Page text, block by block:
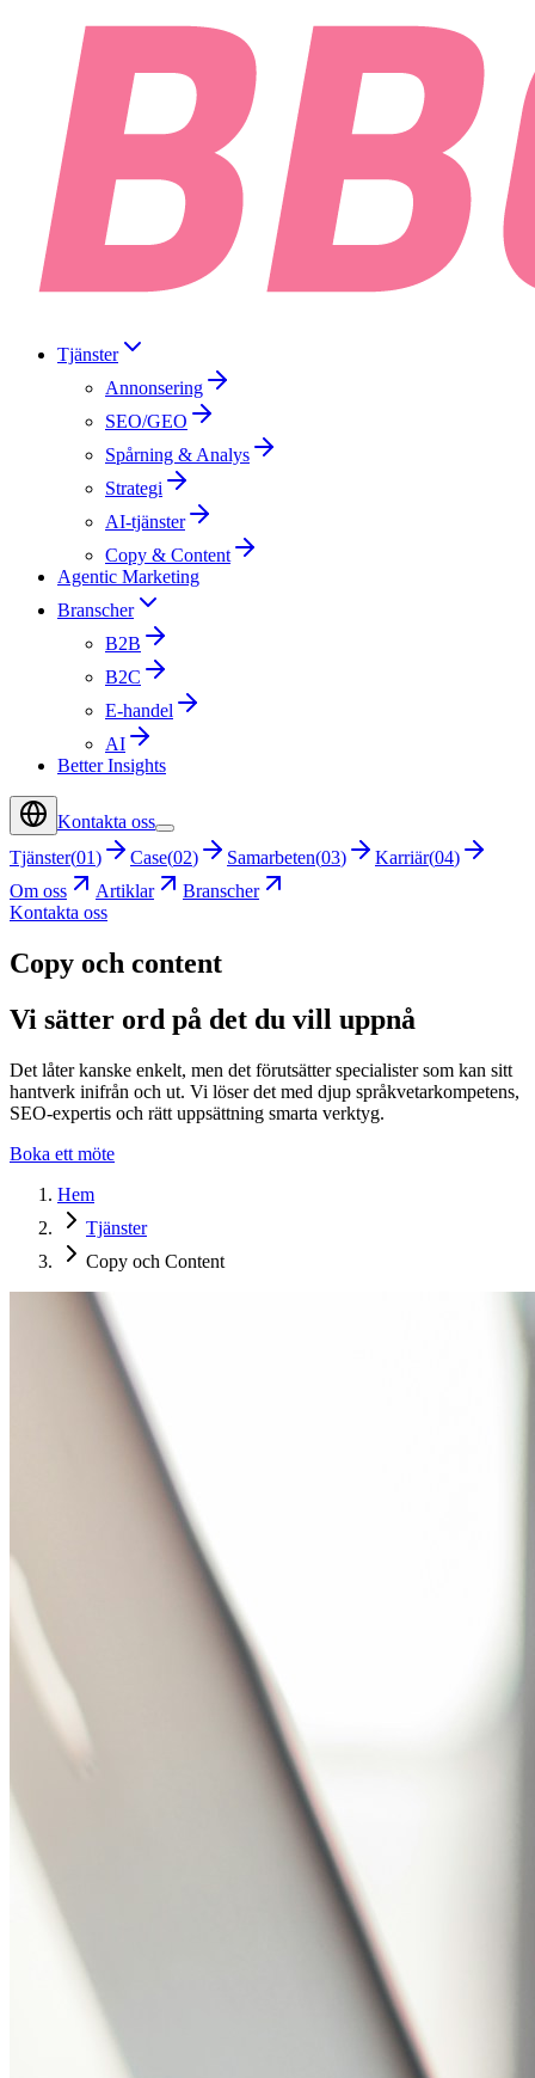
Tjänster
Annonsering
SEO/GEO
Spårning & Analys
Strategi
AI-tjänster
Copy & Content
Agentic Marketing
Branscher
B2B
B2C
E-handel
AI
Better Insights
Kontakta oss
Tjänster(01) Case(02) Samarbeten(03) Karriär(04)
Om oss
Artiklar
Branscher
Kontakta oss
Copy och content
Vi sätter ord på det du vill uppnå
Det låter kanske enkelt, men det förutsätter specialister som kan sitt
hantverk inifrån och ut. Vi löser det med djup språkvetarkompetens,
SEO-expertis och rätt uppsättning smarta verktyg.
Boka ett möte
Hem
Tjänster
Copy och Content